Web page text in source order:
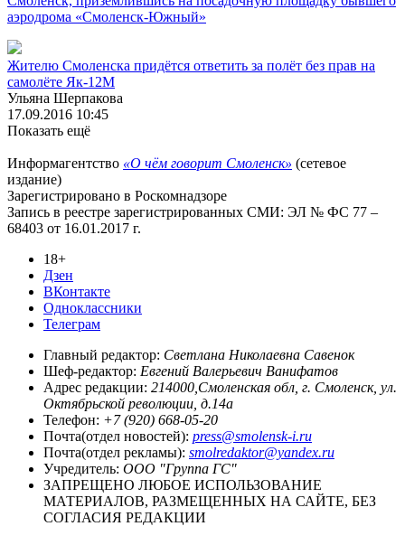
аэродрома «Смоленск-Южный»
Жителю Смоленска придётся ответить за полёт без прав на
самолёте Як-12М
Ульяна Шерпакова
17.09.2016 10:45
Показать ещё
Информагентство «О чём говорит Смоленск» (сетевое
издание)
Зарегистрировано в Роскомнадзоре
Запись в реестре зарегистрированных СМИ: ЭЛ № ФС 77 –
68403 от 16.01.2017 г.
18+
Дзен
ВКонтакте
Одноклассники
Телеграм
Главный редактор: Светлана Николаевна Савенок
Шеф-редактор: Евгений Валерьевич Ванифатов
Адрес редакции: 214000,Смоленская обл, г. Смоленск, ул.
Октябрьской революции, д.14а
Телефон: +7 (920) 668-05-20
Почта(отдел новостей): press@smolensk-i.ru
Почта(отдел рекламы): smolredaktor@yandex.ru
Учредитель: ООО "Группа ГС"
ЗАПРЕЩЕНО ЛЮБОЕ ИСПОЛЬЗОВАНИЕ
МАТЕРИАЛОВ, РАЗМЕЩЕННЫХ НА САЙТЕ, БЕЗ
СОГЛАСИЯ РЕДАКЦИИ